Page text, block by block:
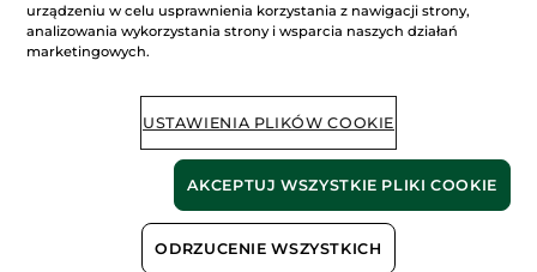
100%ekstrakty
60 hektarów
Pokaż więcej
OLD PRODUCT LINE LES DEODORANTS NAT.
urządzeniu w celu usprawnienia korzystania z nawigacji strony,
analizowania wykorzystania strony i wsparcia naszych działań
marketingowych.
USTAWIENIA PLIKÓW COOKIE
ODRZUCENIE WSZYSTKICH
AKCEPTUJ WSZYSTKIE PLIKI COOKIE